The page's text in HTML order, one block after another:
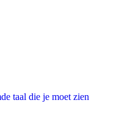
taal die je moet zien